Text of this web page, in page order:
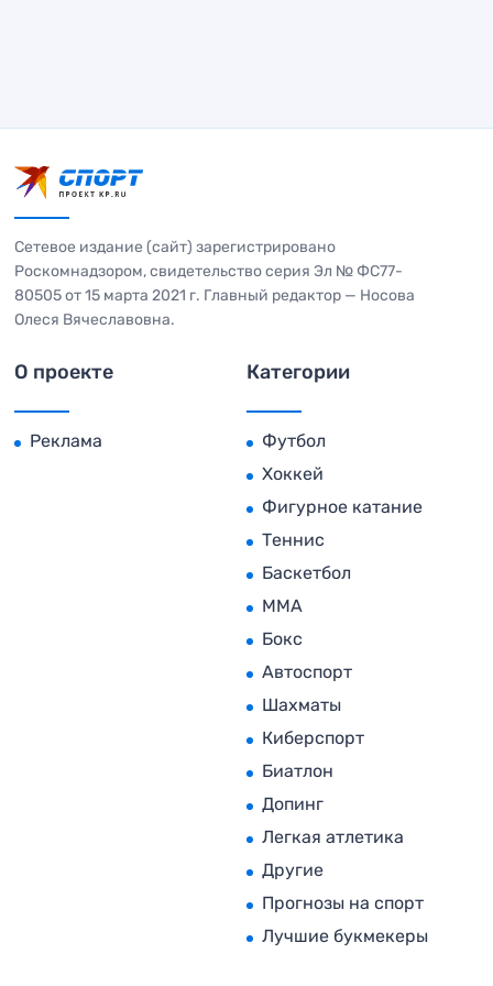
Сетевое издание (сайт) зарегистрировано
Роскомнадзором, свидетельство серия Эл № ФС77-
80505 от 15 марта 2021 г. Главный редактор — Носова
Олеся Вячеславовна.
О проекте
Реклама
Категории
Футбол
Хоккей
Фигурное катание
Теннис
Баскетбол
MMA
Бокс
Автоспорт
Шахматы
Киберспорт
Биатлон
Допинг
Легкая атлетика
Другие
Прогнозы на спорт
Лучшие букмекеры